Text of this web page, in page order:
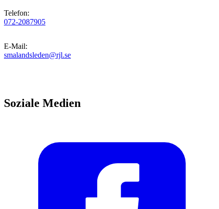
Telefon:
072-2087905
E-Mail:
smalandsleden@rjl.se
Soziale Medien